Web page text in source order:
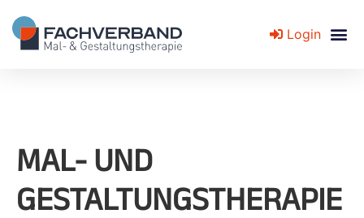
Login
MAL- UND
GESTALTUNGSTHERAPIE